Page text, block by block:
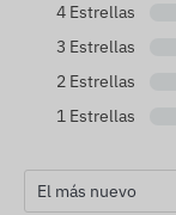
4 Estrellas
3 Estrellas
2 Estrellas
1 Estrellas